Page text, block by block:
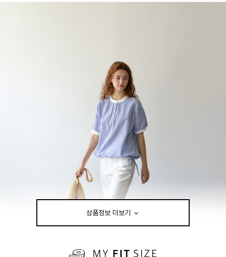
상품정보 더보기